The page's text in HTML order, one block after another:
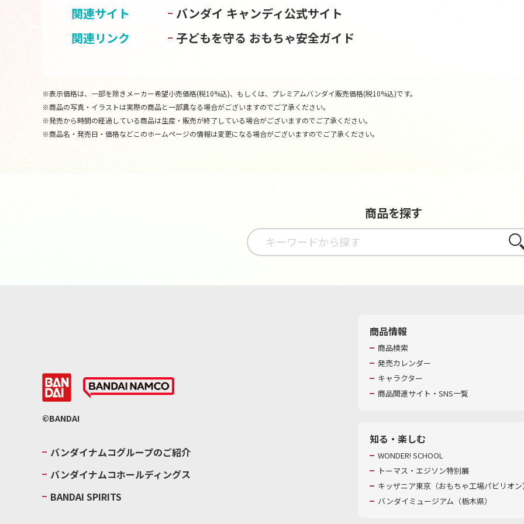
関連サイト
バンダイ キャンディ公式サイト
関連リンク
子どもを守る おもちゃ安全ガイド
※表示価格は、一部を除きメーカー希望小売価格(税10%込)、もしくは、プレミアムバンダイ販売価格(税10%込)です。
※商品の写真・イラストは実際の商品と一部異なる場合がございますのでご了承ください。
※発売から時間の経過している商品は生産・販売が終了している場合がございますのでご了承ください。
※商品名・発売日・価格などこのホームページの情報は変更になる場合がございますのでご了承ください。
商品を探す
さが
©BANDAI
バンダイナムコグループのご紹介
バンダイナムコホールディングス
BANDAI SPIRITS
商品情報
商品検索
発売カレンダー
キャラクター
商品関連サイト・SNS一覧
知る・楽しむ
WONDER! SCHOOL
トーマス・エジソン特別展
キッザニア東京（おもちゃ工場パビリオ
バンダイミュージアム（栃木県）